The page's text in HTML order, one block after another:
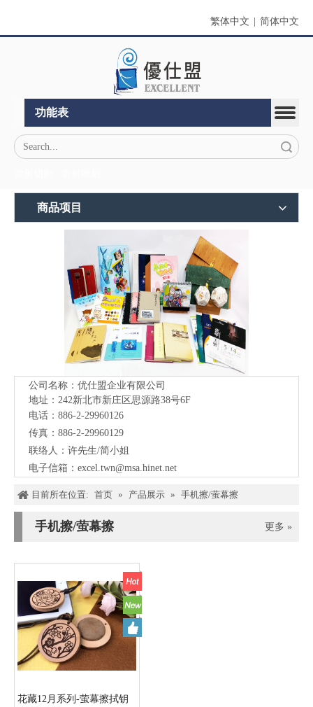
繁体中文 简体中文
功能表
商品项目
公司名称：优仕盟企业有限公司
地址：242新北市新庄区思源路38号6F
电话：886-2-29960126
传真：886-2-29960129
联络人：许先生/简小姐
电子信箱： excel.twn@msa.hinet.net
目前所在位置: 首页 » 产品展示 » 手机擦/萤幕擦
手机擦/萤幕擦 更多 »
花藏12月系列-萤幕擦拭钥